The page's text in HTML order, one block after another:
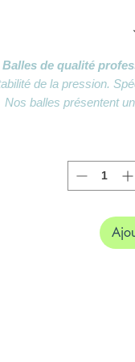
Balles de qualité
de la pression.
Nos balles présentent
Homologuées par